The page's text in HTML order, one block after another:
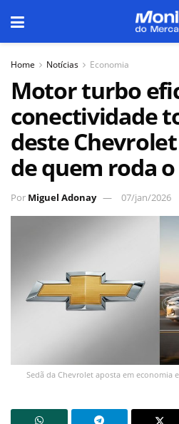
Home Notícias Economia
Motor turbo
conectividade
deste
de quem roda
Por Miguel Adonay 07/jan/2026
Sedã da Chevrolet aposta em economia